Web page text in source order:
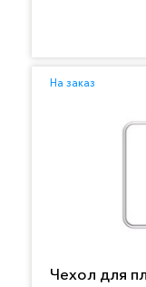
На заказ
Чехол для